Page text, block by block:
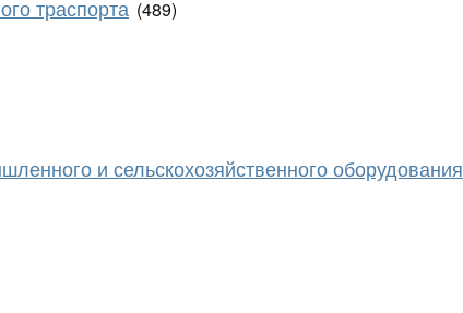
траспорта (489)
и сельскохозяйственного оборудования